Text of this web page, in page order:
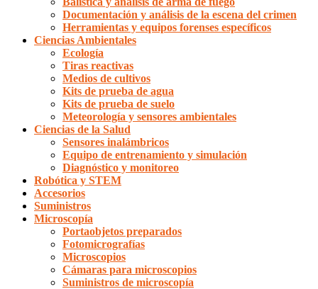
Documentación y análisis de la escena del crimen
Herramientas y equipos forenses específicos
Ciencias Ambientales
Ecología
Tiras reactivas
Medios de cultivos
Kits de prueba de agua
Kits de prueba de suelo
Meteorología y sensores ambientales
Ciencias de la Salud
Sensores inalámbricos
Equipo de entrenamiento y simulación
Diagnóstico y monitoreo
Robótica y STEM
Accesorios
Suministros
Microscopía
Portaobjetos preparados
Fotomicrografías
Microscopios
Cámaras para microscopios
Suministros de microscopía